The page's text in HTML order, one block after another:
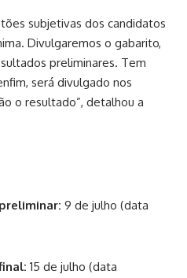
subjetivas dos candidatos
Divulgaremos o gabarito,
preliminares. Tem
será divulgado nos
o resultado”, detalhou a
9 de julho (data
15 de julho (data